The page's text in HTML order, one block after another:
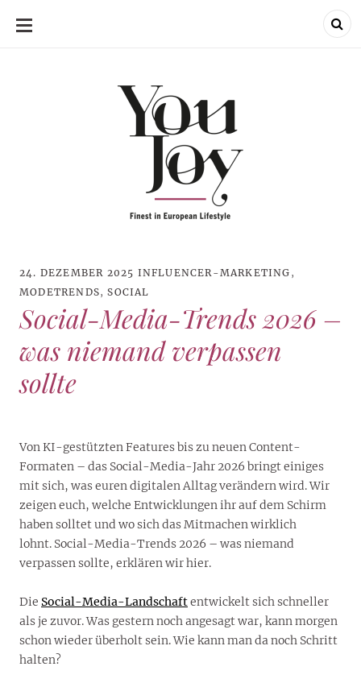
SKIP
24. DEZEMBER 2025 INFLUENCER-MARKETING ,
MODETRENDS,SOCIAL
Social-Media-Trends 2026 –
was niemand verpassen
sollte
Von KI-gestützten Features bis zu neuen Content-
Formaten – das Social-Media-Jahr 2026 bringt einiges
mit sich, was euren digitalen Alltag verändern wird. Wir
zeigen euch, welche Entwicklungen ihr auf dem Schirm
haben solltet und wo sich das Mitmachen wirklich
lohnt. Social-Media-Trends 2026 – was niemand
verpassen sollte, erklären wir hier.
Die Social-Media-Landschaftentwickelt sich schneller
als je zuvor. Was gestern noch angesagt war, kann morgen
schon wieder überholt sein. Wie kann man da noch Schritt
halten?